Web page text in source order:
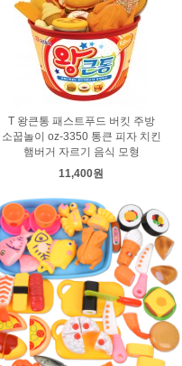
T 왕큰통 패스트푸드 버킷 주방
소꿉놀이 oz-3350 통큰 피자 치킨
햄버거 자르기 음식 모형
11,400원